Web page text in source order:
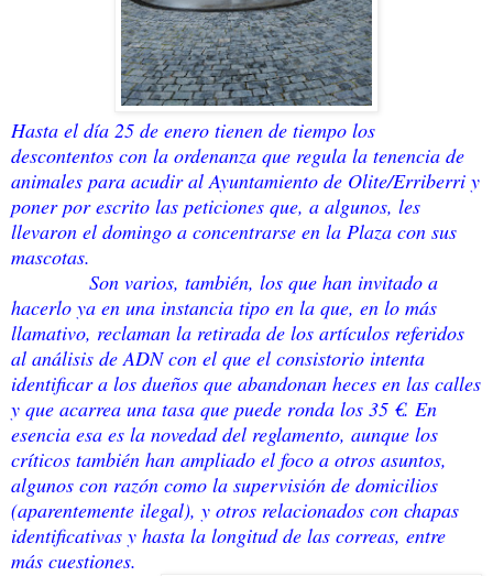
Hasta el día 25 de enero tienen de tiempo los
descontentos con la ordenanza que regula la tenencia de
animales para acudir al Ayuntamiento de Olite/Erriberri y
poner por escrito las peticiones que, a algunos, les
llevaron el domingo a concentrarse en la Plaza con sus
mascotas.
Son varios, también, los que han invitado a
hacerlo ya en una instancia tipo en la que, en lo más
llamativo, reclaman la retirada de los artículos referidos
al análisis de ADN con el que el consistorio intenta
identificar a los dueños que abandonan heces en las calles
y que acarrea una tasa que puede ronda los 35 €. En
esencia esa es la novedad del reglamento, aunque los
críticos también han ampliado el foco a otros asuntos,
algunos con razón como la supervisión de domicilios
(aparentemente ilegal), y otros relacionados con chapas
identificativas y hasta la longitud de las correas, entre
más cuestiones.